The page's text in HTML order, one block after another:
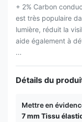
+ 2% Carbon
est très populaire
lumière, réduit la
aide également à
...
Détails du
Mettre en
7 mm Tissu